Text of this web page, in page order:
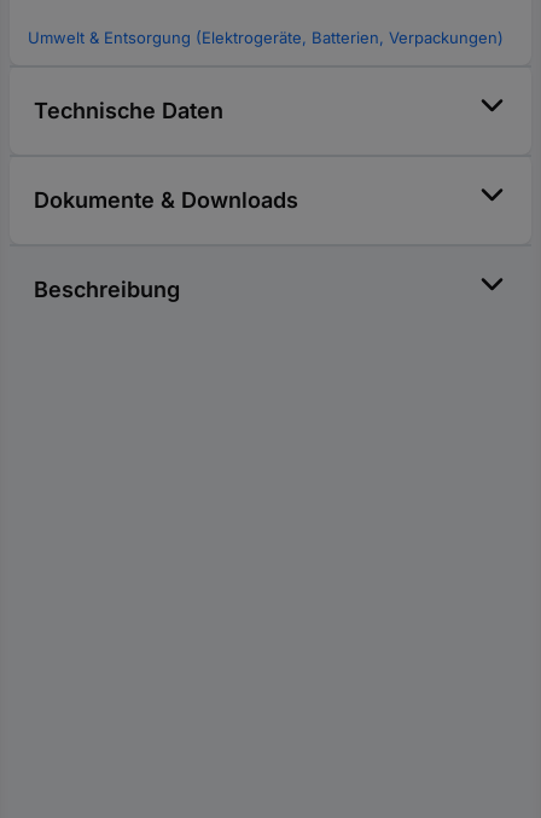
Umwelt & Entsorgung (Elektrogeräte, Batterien, Verpackungen)
Technische Daten
Dokumente & Downloads
Beschreibung